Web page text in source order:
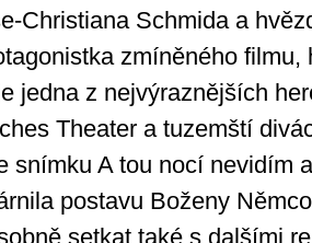
Christiana Schmida a
zmíněného filmu,
jedna z nejvýraznějších
Theater a tuzemští
snímku A tou nocí nevidím
postavu Boženy
setkat také s dalšími